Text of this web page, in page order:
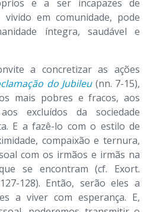
e a ser incapazes de
em comunidade, pode
íntegra, saudável e
a concretizar as ações
do Jubileu(nn. 7-15),
mais pobres e fracos, aos
excluídos da sociedade
E a fazê-lo com o estilo de
compaixão e ternura,
com os irmãos e irmãs na
se encontram (cf. Exort.
128). Então, serão eles a
a viver com esperança. E,